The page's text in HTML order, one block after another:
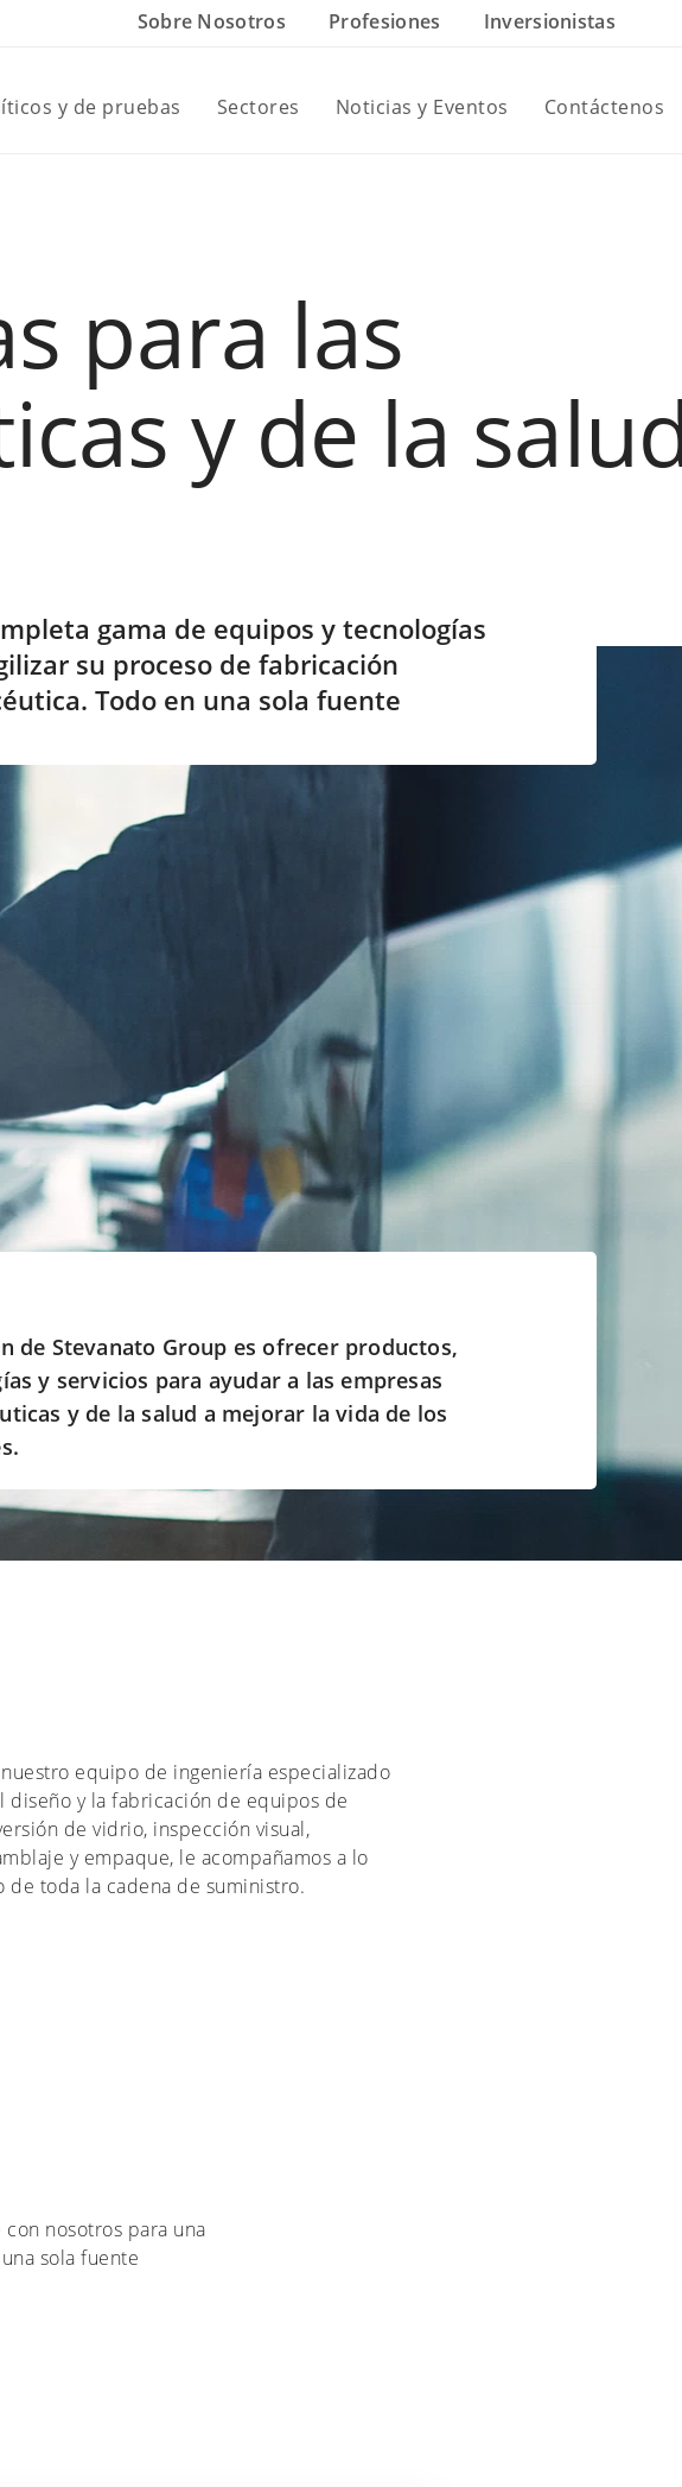
Sobre Nosotros Profesiones Inversionistas
y de pruebas Sectores Noticias y Eventos Contáctenos
para las
y de la
gama de equipos y tecnologías
su proceso de fabricación
Todo en una sola fuente
de Stevanato Group es ofrecer productos,
y servicios para ayudar a las empresas
y de la salud a mejorar la vida de los
equipo de ingeniería especializado
diseño y la fabricación de equipos de
de vidrio, inspección visual,
y empaque, le acompañamos a lo
de toda la cadena de suministro.
con nosotros para una
sola fuente